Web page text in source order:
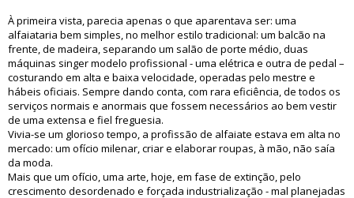
À primeira vista, parecia apenas o que aparentava ser: uma
alfaiataria bem simples, no melhor estilo tradicional: um balcão na
frente, de madeira, separando um salão de porte médio, duas
máquinas singer modelo profissional - uma elétrica e outra de pedal –
costurando em alta e baixa velocidade, operadas pelo mestre e
hábeis oficiais. Sempre dando conta, com rara eficiência, de todos os
serviços normais e anormais que fossem necessários ao bem vestir
de uma extensa e fiel freguesia.
Vivia-se um glorioso tempo, a profissão de alfaiate estava em alta no
mercado: um ofício milenar, criar e elaborar roupas, à mão, não saía
da moda.
Mais que um ofício, uma arte, hoje, em fase de extinção, pelo
crescimento desordenado e forçada industrialização - mal planejadas